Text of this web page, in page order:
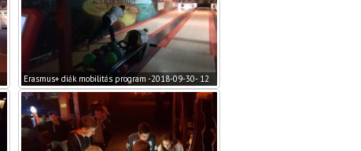
Erasmus+ diák mobilitás program -2018-09-30- 12